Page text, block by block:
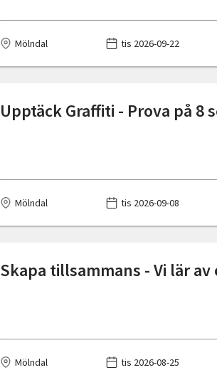
Mölndal tis 2026-09-22
Upptäck Graffiti - Prova på
Mölndal tis 2026-09-08
Skapa tillsammans - Vi lär
Mölndal tis 2026-08-25